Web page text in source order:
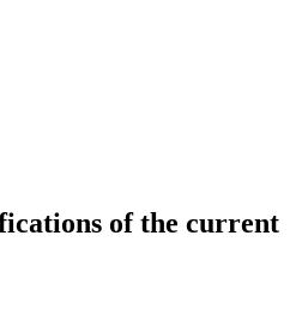
of the current